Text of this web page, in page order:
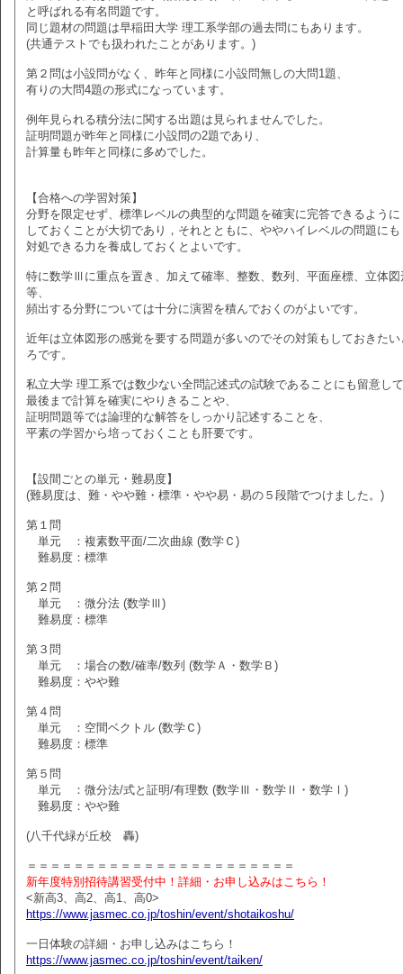
と呼ばれる有名問題です。
同じ題材の問題は早稲田大学 理工系学部の過去問にもあります。
(共通テストでも扱われたことがあります。)
第２問は小設問がなく、昨年と同様に小設問無しの大問1題、
有りの大問4題の形式になっています。
例年見られる積分法に関する出題は見られませんでした。
証明問題が昨年と同様に小設問の2題であり、
計算量も昨年と同様に多めでした。
【合格への学習対策】
分野を限定せず、標準レベルの典型的な問題を確実に完答できるように
しておくことが大切であり，それとともに、ややハイレベルの問題にも
対処できる力を養成しておくとよいです。
特に数学Ⅲに重点を置き、加えて確率、整数、数列、平面座標、立体図
等、
頻出する分野については十分に演習を積んでおくのがよいです。
近年は立体図形の感覚を要する問題が多いのでその対策もしておきたい
ろです。
私立大学 理工系では数少ない全問記述式の試験であることにも留意し
最後まで計算を確実にやりきることや、
証明問題等では論理的な解答をしっかり記述することを、
平素の学習から培っておくことも肝要です。
【設間ごとの単元・難易度】
(難易度は、難・やや難・標準・やや易・易の５段階でつけました。)
第１問
単元 ：複素数平面/二次曲線 (数学Ｃ)
難易度：標準
第２問
単元 ：微分法 (数学Ⅲ)
難易度：標準
第３問
単元 ：場合の数/確率/数列 (数学Ａ・数学Ｂ)
難易度：やや難
第４問
単元 ：空間ベクトル (数学Ｃ)
難易度：標準
第５問
単元 ：微分法/式と証明/有理数 (数学Ⅲ・数学Ⅱ・数学Ⅰ)
難易度：やや難
(八千代緑が丘校 轟)
＝＝＝＝＝＝＝＝＝＝＝＝＝＝＝＝＝＝＝＝＝＝＝
新年度特別招待講習受付中！詳細・お申し込みはこちら！
<新高3、高2、高1、高0>
https://www.jasmec.co.jp/toshin/event/shotaikoshu/
一日体験の詳細・お申し込みはこちら！
https://www.jasmec.co.jp/toshin/event/taiken/